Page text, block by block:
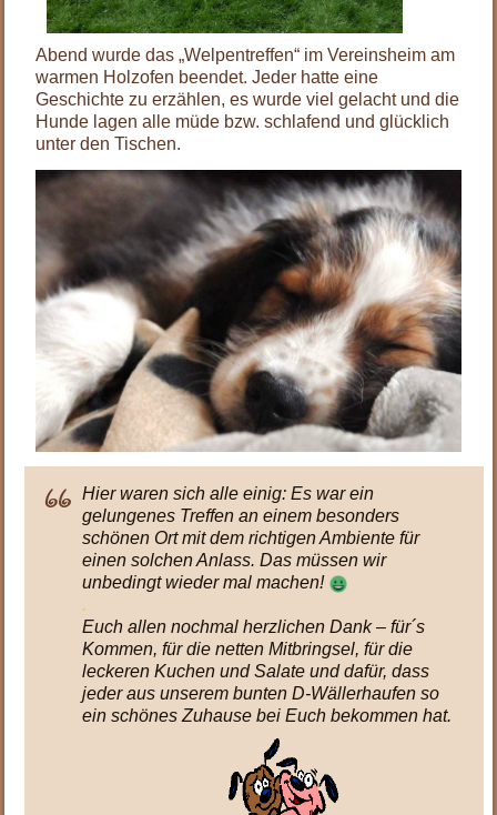
Abend wurde das „Welpentreffen“ im Vereinsheim am
warmen Holzofen beendet. Jeder hatte eine
Geschichte zu erzählen, es wurde viel gelacht und die
Hunde lagen alle müde bzw. schlafend und glücklich
unter den Tischen.
Hier waren sich alle einig: Es war ein
gelungenes Treffen an einem besonders
schönen Ort mit dem richtigen Ambiente für
einen solchen Anlass. Das müssen wir
unbedingt wieder mal machen!
.
Euch allen nochmal herzlichen Dank – für´s
Kommen, für die netten Mitbringsel, für die
leckeren Kuchen und Salate und dafür, dass
jeder aus unserem bunten D-Wällerhaufen so
ein schönes Zuhause bei Euch bekommen hat.